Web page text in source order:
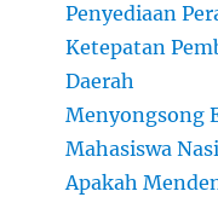
Penyediaan
Ketepatan
Daerah
Menyongsong
Mahasiswa
Apakah